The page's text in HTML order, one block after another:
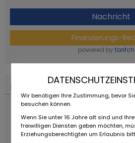
Nachricht
Finanzierungs-
powered by
Finanzierungs-Rechner
Wir benötigen Ihre Zustimmung, bevor
besuchen können.
Wenn Sie unter 16 Jahre alt sind und
freiwilligen Diensten geben möchten,
Erziehungsberechtigten um Erlaubnis